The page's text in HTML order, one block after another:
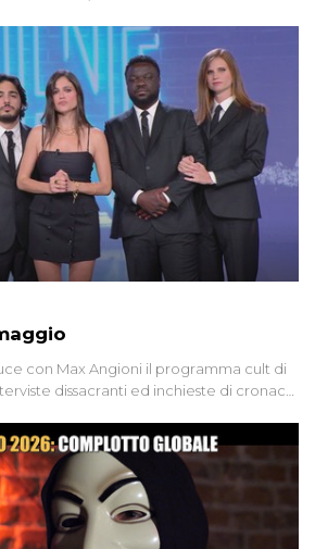
potrebbe essere ancora in
inoltre le zone d'ombra sul Mostro di
appaiono ancora oggi avvolte in un
Nel corso dello speciale anche
Romano, realizzata ne...
con Max Angioni il programma cult di
dissacranti ed inchieste di cronaca